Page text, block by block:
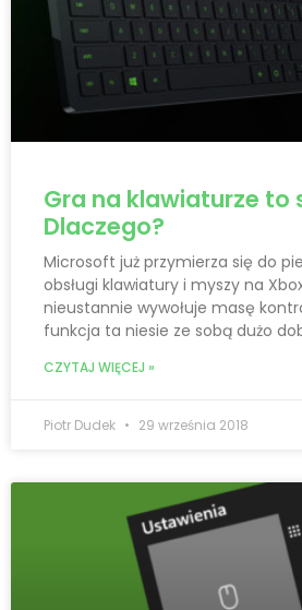
Gra na klawiaturze to
Dlaczego?
Microsoft już przymierza się do
obsługi klawiatury i myszy na
nieustannie wywołuje masę
funkcja ta niesie ze sobą dużo
CZYTAJ WIĘCEJ »
Piotr Dudek 29 września 2018